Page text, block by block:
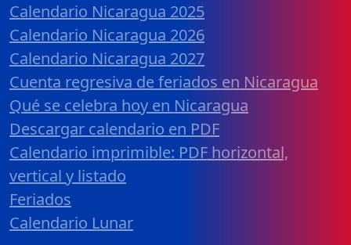
Calendario Nicaragua 2025
Calendario Nicaragua 2026
Calendario Nicaragua 2027
Cuenta regresiva de feriados en Nicaragua
Qué se celebra hoy en Nicaragua
Descargar calendario en PDF
Calendario imprimible: PDF horizontal,
vertical y listado
Feriados
Calendario Lunar